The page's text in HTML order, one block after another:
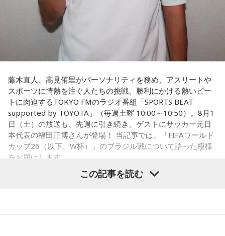
対してまた変えていかなきゃならない。ベンチでその都度
（戦術を）言い続けても、向こうが変えてきたら、その変化
に対して変化しなきゃいけない。「こういうやり方をしま
す」「だったらこう対応します」と。
そうすると、対応された側がまた変えてくるんですよ、それ
度言えますけど、ピッチのなかで選手たちがそれを感じて、
対応していく能力を高めていくのがサッカーにおいて一番重
要なんです。
ブラジル戦のときも「守ろう」という気持ちはなくても、ブ
ラジルが1点負けていたときに、前に出てくるエネルギーって
すごいんです。それを食い止めたり、押し返したりするため
には、前半よりもエネルギーをもっと使わなきゃいけないけ
れども、ブラジルのものすごい勢いにのまれてしまった。た
だ、これは日本だけではなく、アルゼンチンと対戦したイン
藤木直人、高見侑里がパーソナリティを務め、アスリートや
スポーツに情熱を注ぐ人たちの挑戦、勝利にかける熱いビー
トに肉迫するTOKYO FMのラジオ番組「SPORTS BEAT
supported by TOYOTA」（毎週土曜 10:00～10:50）。8月1
日（土）の放送も、先週に引き続き、ゲストにサッカー元日
本代表の福田正博さんが登場！ 当記事では、「FIFAワールド
カップ26（以下、W杯）」のブラジル戦について語った模様
をお届けします。
この記事を読む